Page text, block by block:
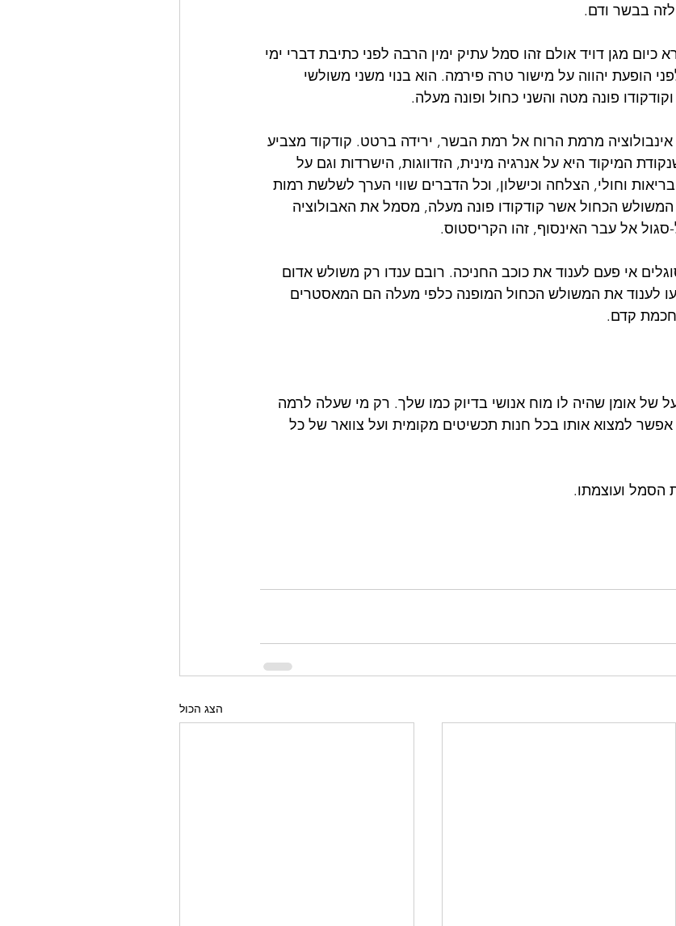
לזה בבשר ודם.
מגן דויד אולם זהו סמל עתיק ימין הרבה לפני כתיבת דברי ימי
הופעת יהווה על מישור טרה פירמה. הוא בנוי משני משולשי
פונה מטה והשני כחול ופונה מעלה.
מרמת הרוח אל רמת הבשר, ירידה ברטט. קודקוד מצביע
המיקוד היא על אנרגיה מינית, הזדווגות, הישרדות וגם על
וחולי, הצלחה וכישלון, וכל הדברים שווי הערך לשלשת רמות
הכחול אשר קודקודו פונה מעלה, מסמל את האבולוציה
אל עבר האינסוף, זהו הקריסטוס.
אי פעם לענוד את כוכב החניכה. רובם ענדו רק משולש אדום
לענוד את המשולש הכחול המופנה כלפי מעלה הם המאסטרים
קדם.
של אומן שהיה לו מוח אנושי בדיוק כמו שלך. רק מי שעלה לרמה
אפשר למצוא אותו בכל חנות תכשיטים מקומית ועל צוואר של כל
הסמל ועוצמתו.
הצג הכול